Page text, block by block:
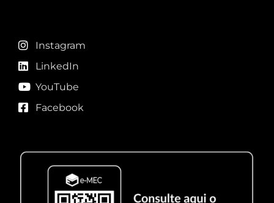
Instagram
LinkedIn
YouTube
Facebook